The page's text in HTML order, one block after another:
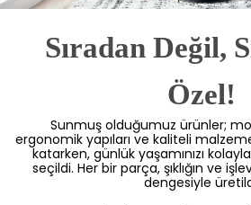
Sıradan Değil,
Özel!
Sunmuş olduğumuz ürünler;
ergonomik yapıları ve kaliteli
katarken, günlük yaşamınızı
seçildi. Her bir parça, şıklığın ve
dengesiyle